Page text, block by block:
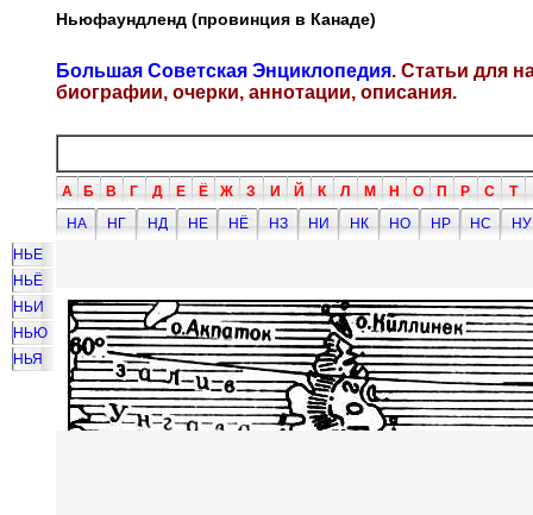
Ньюфаундленд (провинция в Канаде)
Большая Советская Энциклопедия. Статьи для
биографии, очерки, аннотации, описания.
А Б В Г Д Е Ё Ж З И Й К Л М Н О П Р С Т
НА
НГ НД НЕ НЁ НЗ НИ НК НО НР НС
НУ
НЬЕ
НЬЁ
НЬИ
НЬЮ
НЬЯ